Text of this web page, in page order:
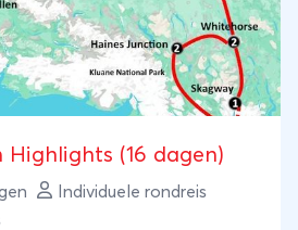
Highlights (16 dagen)
Individuele rondreis